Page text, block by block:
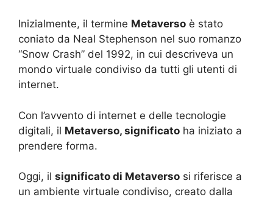
Inizialmente, il termine Metaverso è stato
coniato da Neal Stephenson nel suo romanzo
“Snow Crash” del 1992, in cui descriveva un
mondo virtuale condiviso da tutti gli utenti di
internet.
Con l’avvento di internet e delle tecnologie
digitali, il Metaverso, significato ha iniziato a
prendere forma.
Oggi, il significato di Metaverso si riferisce a
un ambiente virtuale condiviso, creato dalla